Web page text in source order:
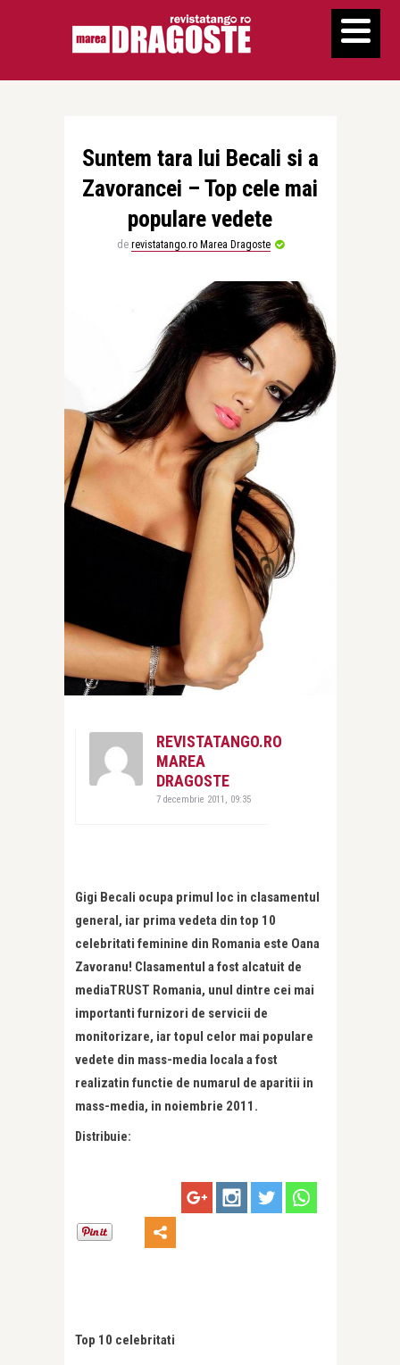
Suntem tara lui Becali si a
Zavorancei – Top cele mai
populare vedete
de revistatango.ro Marea Dragoste
REVISTATANGO.RO
MAREA
DRAGOSTE
7 decembrie 2011, 09:35
Gigi Becali ocupa primul loc in clasamentul
general, iar prima vedeta din top 10
celebritati feminine din Romania este Oana
Zavoranu! Clasamentul a fost alcatuit de
mediaTRUST Romania, unul dintre cei mai
importanti furnizori de servicii de
monitorizare, iar topul celor mai populare
vedete din mass-media locala a fost
realizatin functie de numarul de aparitii in
mass-media, in noiembrie 2011.
Distribuie:
Top 10 celebritati